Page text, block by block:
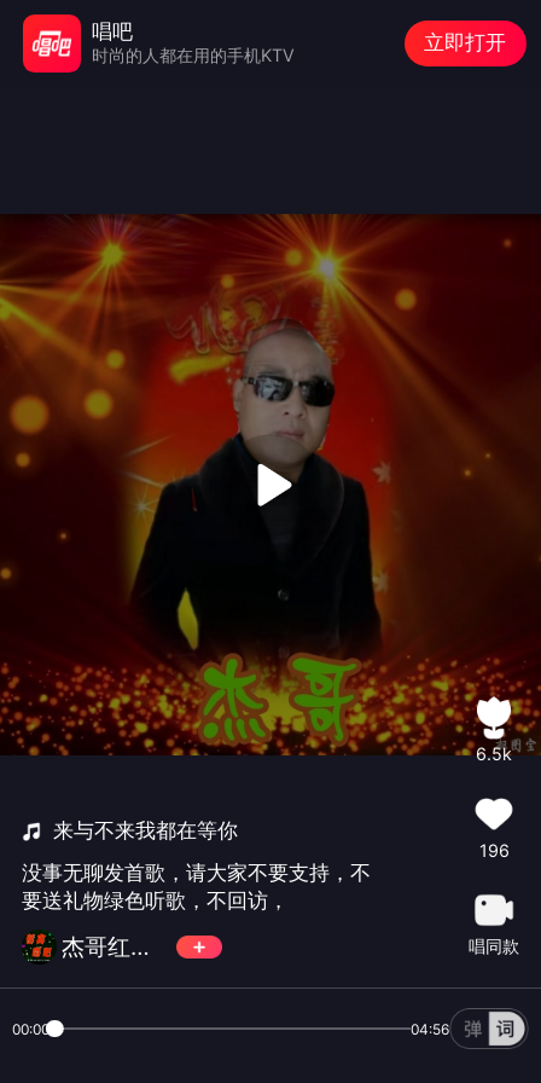
来与不来我都在等你
没事无聊发首歌，请大家不要支持，不
要送礼物绿色听歌，不回访，
杰哥红包主号（暂离）
6.5k
196
唱同款
00:00 04:56
唱吧
时尚的人都在用的手机KTV
立即打开